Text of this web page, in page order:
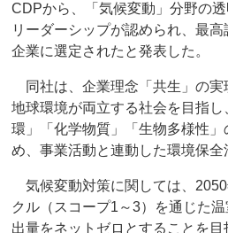
CDPから、「気候変動」分野の
リーダーシップが認められ、最高
企業に選定されたと発表した。
同社は、企業理念「共生」の実
地球環境が両立する社会を目指
環」「化学物質」「生物多様性
め、事業活動と連動した環境保全
気候変動対策に関しては、
クル（スコープ1～3）を通じた
出量をネットゼロとすることを目